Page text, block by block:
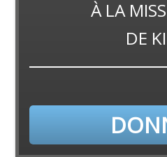
À LA
DE